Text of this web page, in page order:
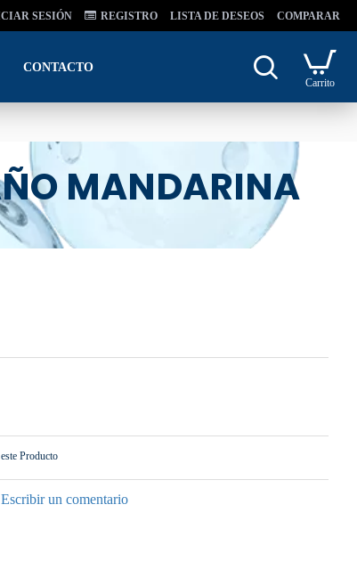
SESIÓN REGISTRO LISTA DE DESEOS COMPARAR
CONTACTO
Carrito
MANDARINA
Escribir un comentario
Producto